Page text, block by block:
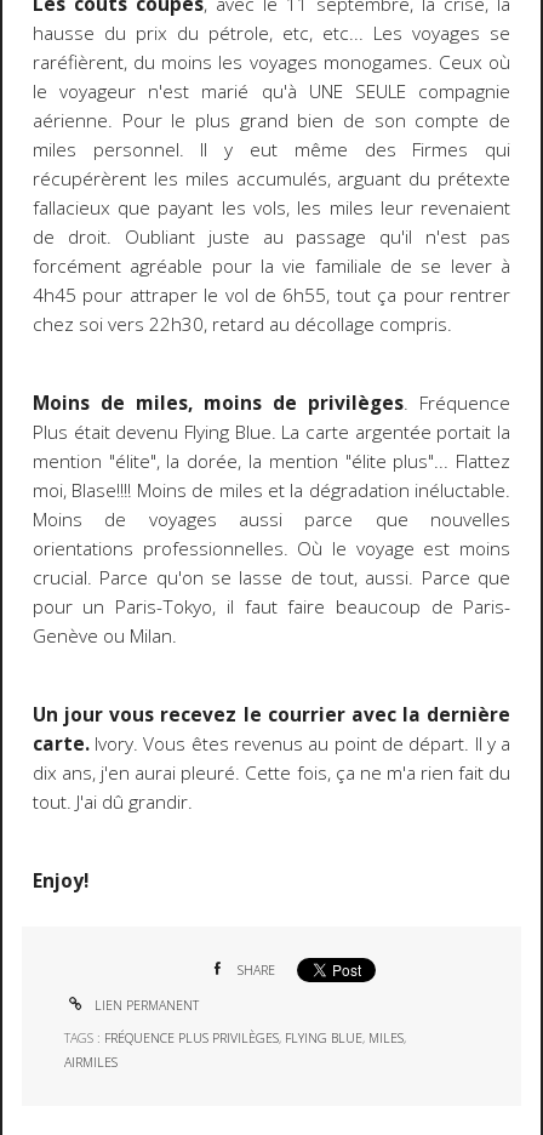
hausse du prix du pétrole, etc, etc... Les voyages se
raréfièrent, du moins les voyages monogames. Ceux où
le voyageur n'est marié qu'à UNE SEULE compagnie
aérienne. Pour le plus grand bien de son compte de
miles personnel. Il y eut même des Firmes qui
récupérèrent les miles accumulés, arguant du prétexte
fallacieux que payant les vols, les miles leur revenaient
de droit. Oubliant juste au passage qu'il n'est pas
forcément agréable pour la vie familiale de se lever à
4h45 pour attraper le vol de 6h55, tout ça pour rentrer
chez soi vers 22h30, retard au décollage compris.
Moins de miles, moins de privilèges. Fréquence
Plus était devenu Flying Blue. La carte argentée portait la
mention "élite", la dorée, la mention "élite plus"... Flattez
moi, Blase!!!! Moins de miles et la dégradation inéluctable.
Moins de voyages aussi parce que nouvelles
orientations professionnelles. Où le voyage est moins
crucial. Parce qu'on se lasse de tout, aussi. Parce que
pour un Paris-Tokyo, il faut faire beaucoup de Paris-
Genève ou Milan.
Un jour vous recevez le courrier avec la dernière
carte.Ivory. Vous êtes revenus au point de départ. Il y a
dix ans, j'en aurai pleuré. Cette fois, ça ne m'a rien fait du
tout. J'ai dû grandir.
Enjoy!
SHARE
LIEN PERMANENT
TAGS : FRÉQUENCE PLUS PRIVILÈGES, FLYING BLUE, MILES,
AIRMILES